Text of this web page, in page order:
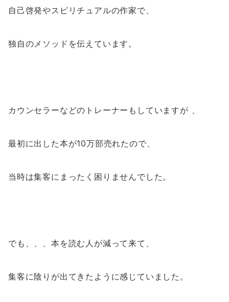
自己啓発やスピリチュアルの作家で、
独自のメソッドを伝えています。
カウンセラーなどのトレーナーもしていますが 、
最初に出した本が10万部売れたので、
当時は集客にまったく困りませんでした。
でも、、、本を読む人が減って来て、
集客に陰りが出てきたように感じていました。